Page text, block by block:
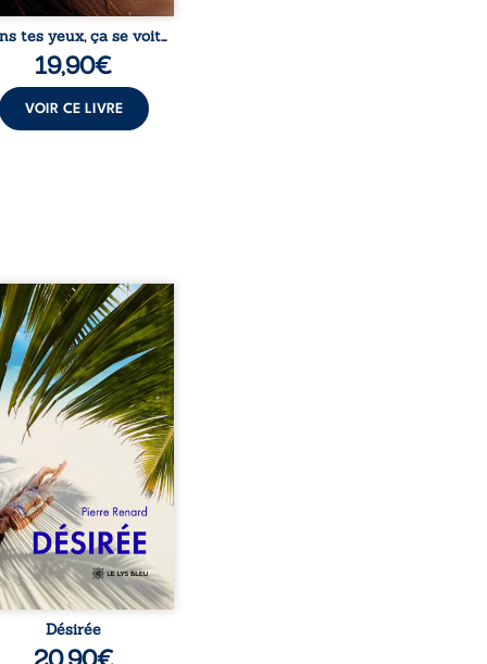
tes yeux, ça se voit…
19,90€
VOIR CE LIVRE
Pierre, jeune retraité,
qu’il est devenu une
femme métissée de
ans. À peine a-t-il
à apprivoiser ce
corps qu’Ange surgit
sa vie et fait vaciller
ses certitudes. Entre
est immédiate,
jusqu’à ce qu’un
familial fasse planer
: et s’ils étaient
demi-frère et ...
Désirée